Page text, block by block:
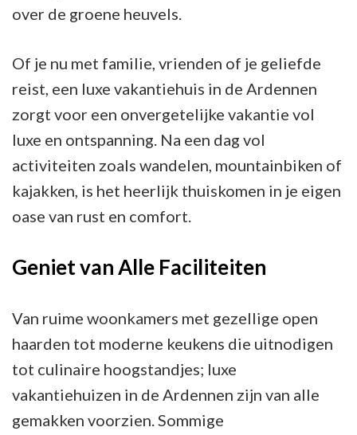
over de groene heuvels.
Of je nu met familie, vrienden of je geliefde
reist, een luxe vakantiehuis in de Ardennen
zorgt voor een onvergetelijke vakantie vol
luxe en ontspanning. Na een dag vol
activiteiten zoals wandelen, mountainbiken of
kajakken, is het heerlijk thuiskomen in je eigen
oase van rust en comfort.
Geniet van Alle Faciliteiten
Van ruime woonkamers met gezellige open
haarden tot moderne keukens die uitnodigen
tot culinaire hoogstandjes; luxe
vakantiehuizen in de Ardennen zijn van alle
gemakken voorzien. Sommige